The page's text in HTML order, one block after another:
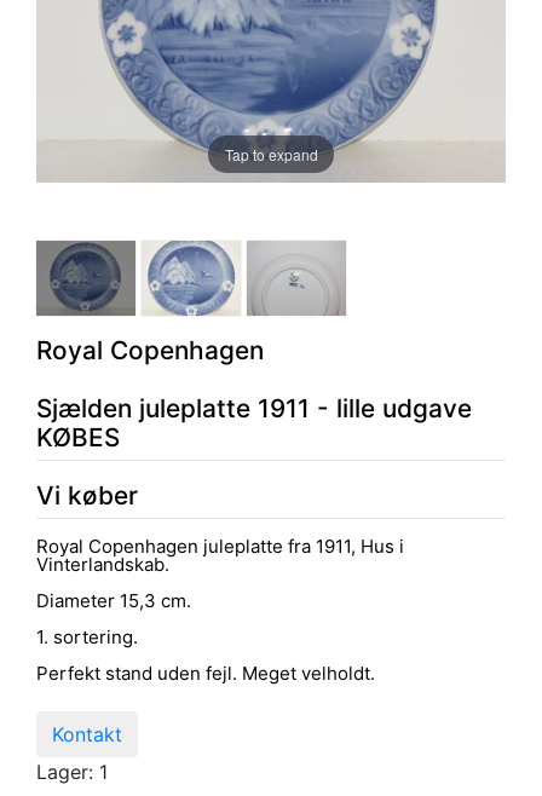
Tap to expand
Royal Copenhagen
Sjælden juleplatte 1911 - lille udgave
KØBES
Vi køber
Royal Copenhagen juleplatte fra 1911, Hus i
Vinterlandskab.
Diameter 15,3 cm.
1. sortering.
Perfekt stand uden fejl. Meget velholdt.
Kontakt
Lager: 1